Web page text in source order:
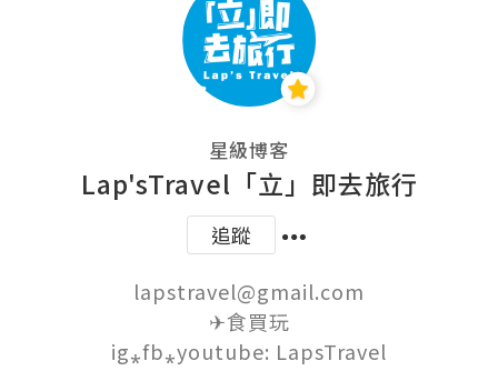
星級博客
Lap'sTravel「立」即去旅行
追蹤
lapstravel@gmail.com
✈食買玩
ig⁎fb⁎youtube: LapsTravel